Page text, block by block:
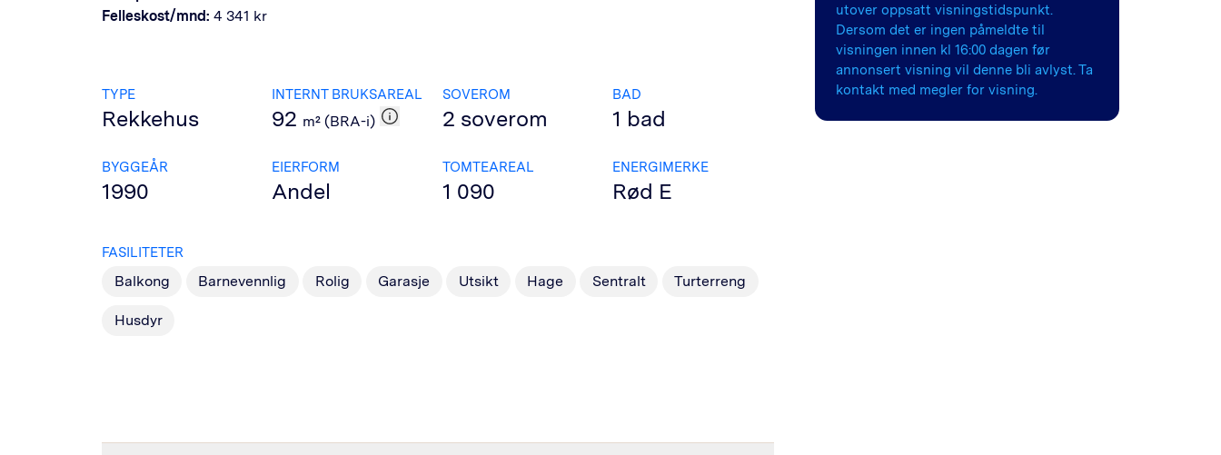
Felleskost/mnd: 4 341 kr
TYPE
Rekkehus
INTERNT BRUKSAREAL
92 m² (BRA-i)
SOVEROM
2 soverom
BAD
1 bad
BYGGEÅR
1990
EIERFORM
Andel
TOMTEAREAL
1 090
ENERGIMERKE
Rød E
FASILITETER
Balkong Barnevennlig Rolig Garasje Utsikt Hage Sentralt Turterreng
Husdyr
utover oppsatt visningstidspunkt.
Dersom det er ingen påmeldte til
visningen innen kl 16:00 dagen før
annonsert visning vil denne bli avlyst. Ta
kontakt med megler for visning.